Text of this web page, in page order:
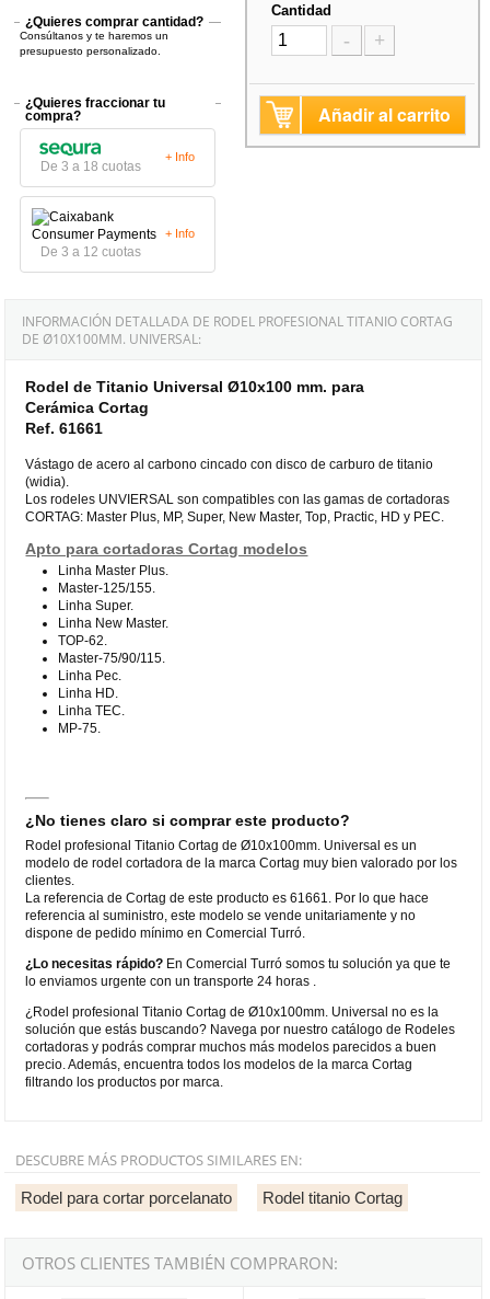
¿Quieres comprar cantidad?
Consúltanos y te haremos un
presupuesto personalizado.
¿Quieres fraccionar tu
compra?
De 3 a 18 cuotas
+ Info
De 3 a 12 cuotas
+ Info
Cantidad
- +
Añadir al carrito
INFORMACIÓN DETALLADA DE RODEL PROFESIONAL TITANIO CORTAG
DE Ø10X100MM. UNIVERSAL:
Rodel de Titanio Universal Ø10x100 mm. para
Cerámica Cortag
Ref. 61661
Vástago de acero al carbono cincado con disco de carburo de titanio
(widia).
Los rodeles UNVIERSAL son compatibles con las gamas de cortadoras
CORTAG: Master Plus, MP, Super, New Master, Top, Practic, HD y PEC.
Apto para cortadoras Cortag modelos
Linha Master Plus.
Master-125/155.
Linha Super.
Linha New Master.
TOP-62.
Master-75/90/115.
Linha Pec.
Linha HD.
Linha TEC.
MP-75.
¿No tienes claro si comprar este producto?
Rodel profesional Titanio Cortag de Ø10x100mm. Universal es un
modelo de rodel cortadora de la marca Cortag muy bien valorado por los
clientes.
La referencia de Cortag de este producto es 61661. Por lo que hace
referencia al suministro, este modelo se vende unitariamente y no
dispone de pedido mínimo en Comercial Turró.
¿Lo necesitas rápido? En Comercial Turró somos tu solución ya que te
lo enviamos urgente con un transporte 24 horas .
¿Rodel profesional Titanio Cortag de Ø10x100mm. Universal no es la
solución que estás buscando? Navega por nuestro catálogo de Rodeles
cortadoras y podrás comprar muchos más modelos parecidos a buen
precio. Además, encuentra todos los modelos de la marca Cortag
filtrando los productos por marca.
DESCUBRE MÁS PRODUCTOS SIMILARES EN:
Rodel para cortar porcelanato Rodel titanio Cortag
OTROS CLIENTES TAMBIÉN COMPRARON: